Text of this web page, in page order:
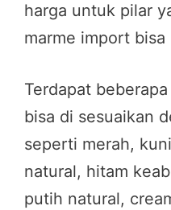
harga untuk pilar
marme import bisa
Terdapat
bisa di sesuaikan
seperti merah,
natural, hitam
putih natural,